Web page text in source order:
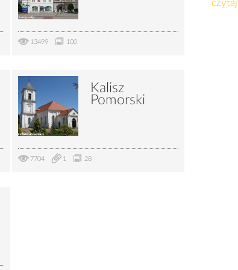
13499 100
Kalisz
Pomorski
7704 1 28